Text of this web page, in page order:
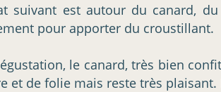
suivant est autour du canard,
pour apporter du croustillant.
le canard, très bien
et de folie mais reste très